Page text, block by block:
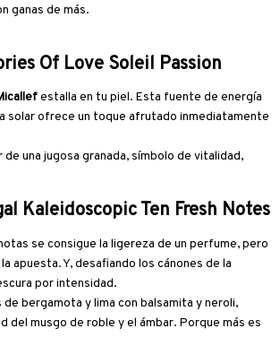
ganas de más.
Of Love Soleil Passion
estalla en tu piel. Esta fuente de energía
solar ofrece un toque afrutado inmediatamente
una jugosa granada, símbolo de vitalidad,
Kaleidoscopic Ten Fresh Notes
se consigue la ligereza de un perfume, pero
apuesta. Y, desafiando los cánones de la
por intensidad.
bergamota y lima con balsamita y neroli,
del musgo de roble y el ámbar. Porque más es